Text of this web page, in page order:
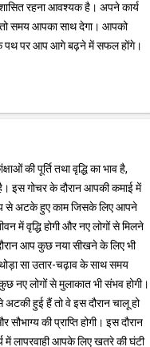
रहना आवश्यक है। अपने कार्य
तो समय आपका साथ देगा। आपको
के पथ पर आप आगे बढ़ने में सफल होंगे।
की पूर्ति तथा वृद्धि का भाव है,
इस गोचर के दौरान आपकी कमाई में
से अटके हुए काम जिसके लिए आपने
में वृद्धि होगी और नए लोगों से मिलने
आप कुछ नया सीखने के लिए भी
सा उतार-चढ़ाव के साथ समय
लोगों से मुलाकात भी संभव होगी।
अटकी हुई हैं तो वे इस दौरान चालू हो
की प्राप्ति होगी। इस दौरान
में लापरवाही आपके लिए खतरे की घंटी